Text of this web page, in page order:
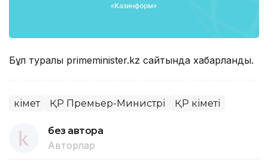
Бұл туралы primeminister.kz сайтында хабарланды.
Үкімет ҚР Премьер-Министрі ҚР Үкіметі
без автора
Авторлар